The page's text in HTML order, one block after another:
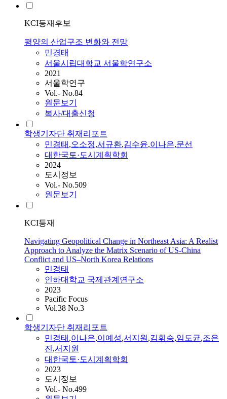
KCI등재후보
평양의 산업구조 변화와 전망
민경태
서울시립대학교 서울학연구소
2021
서울학연구
Vol.- No.84
원문보기
복사/대출신청
학생기자단 취재리포트
민경태 ,오소정,서규환,김수윤,이나은,문선
대한국토·도시계획학회
2024
도시정보
Vol.- No.509
원문보기
KCI등재
Navigating Geopolitical Change in Northeast Asia: A Realist
Approach to Analyze the Matrix Scenario of US‐China
Conflict and US–North Korea Relations
민경태
인하대학교 국제관계연구소
2023
Pacific Focus
Vol.38 No.3
학생기자단 취재리포트
민경태 ,이나은,이예성,서지원,김휘승,임도균,조은
진,서지원
대한국토·도시계획학회
2023
도시정보
Vol.- No.499